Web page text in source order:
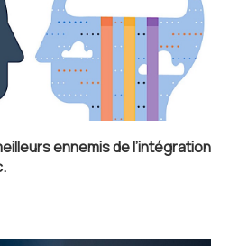
ennemis de l’intégration